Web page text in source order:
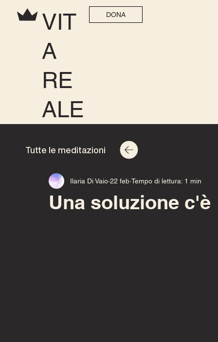
VIT
A
RE
ALE
DONA
Speranza per ogni casa 2025
Una soluzione c'è
Ilaria Di Vaio 22 feb Tempo di lettura: 1 min
Tutte le meditazioni